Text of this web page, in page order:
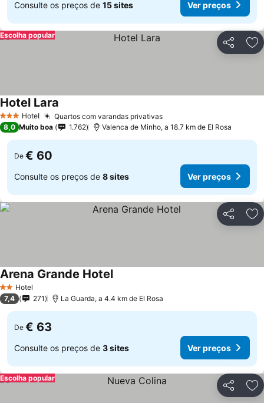
Consulte os preços de 15 sites Ver preços
Partilhar
Escolha popular
3 EstrelasHotel Quartos com varandas privativas
Hotel Lara
8,0 Muito boa 1.762 Valenca de Minho, a 18.7 km de El Rosa
De € 60
Consulte os preços de 8 sites Ver preços
Partilhar
2 Estrelas
Hotel
Arena Grande Hotel
7,4 271 La Guarda, a 4.4 km de El Rosa
De € 63
Consulte os preços de 3 sites Ver preços
Partilhar
Escolha popular